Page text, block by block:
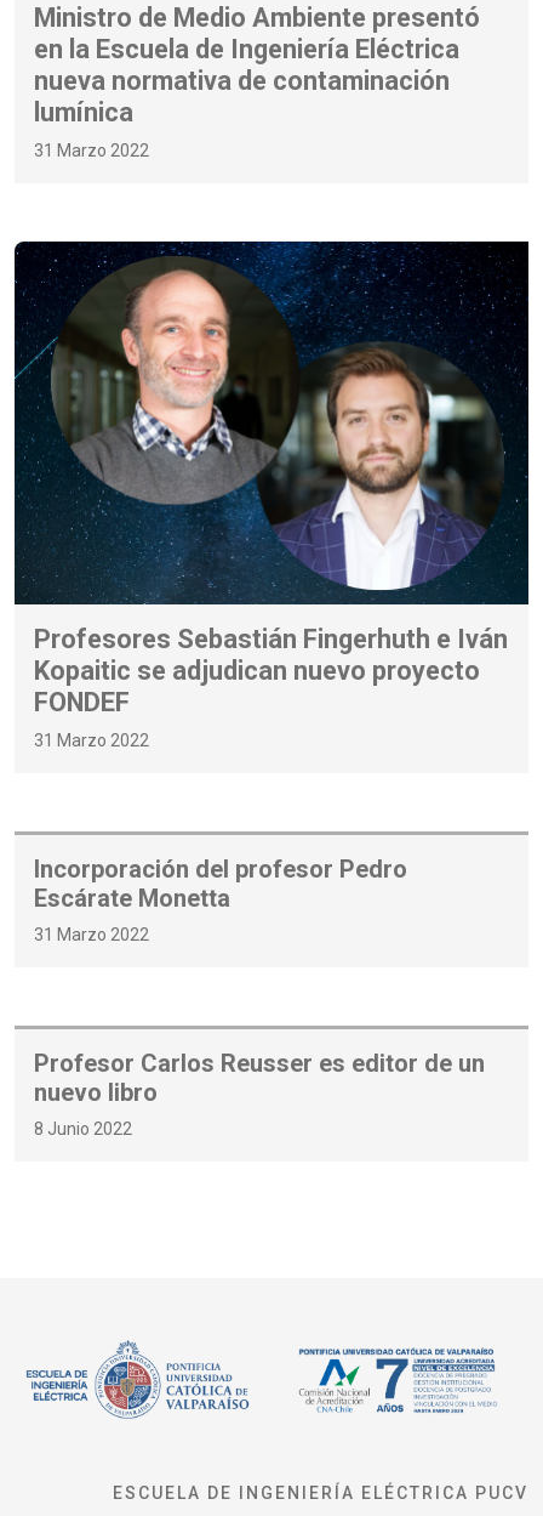
Ministro de Medio Ambiente presentó
en la Escuela de Ingeniería Eléctrica
nueva normativa de contaminación
lumínica
31 Marzo 2022
Profesores Sebastián Fingerhuth e Iván
Kopaitic se adjudican nuevo proyecto
FONDEF
31 Marzo 2022
Incorporación del profesor Pedro
Escárate Monetta
31 Marzo 2022
Profesor Carlos Reusser es editor de un
nuevo libro
8 Junio 2022
ESCUELA DE INGENIERÍA ELÉCTRICA PUCV